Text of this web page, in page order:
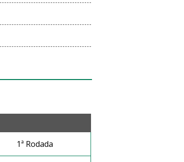
1ª Rodada